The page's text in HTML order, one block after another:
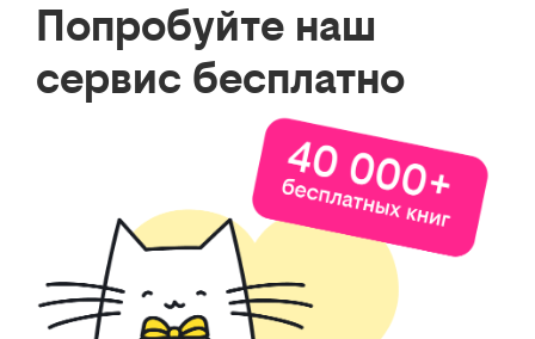
Попробуйте наш
сервис бесплатно